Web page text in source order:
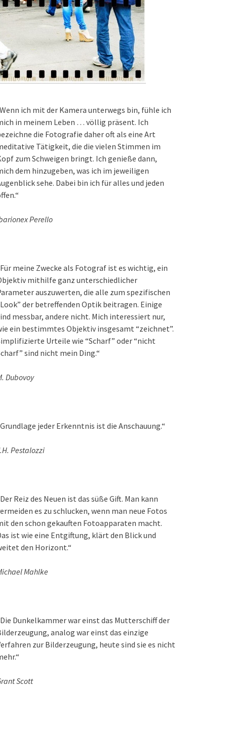
ich mit der Kamera unterwegs bin, fühle ich
in meinem Leben … völlig präsent. Ich
die Fotografie daher oft als eine Art
Tätigkeit, die die vielen Stimmen im
zum Schweigen bringt. Ich genieße dann,
dem hinzugeben, was ich im jeweiligen
sehe. Dabei bin ich für alles und jeden
Perello
meine Zwecke als Fotograf ist es wichtig, ein
mithilfe ganz unterschiedlicher
auszuwerten, die alle zum spezifischen
der betreffenden Optik beitragen. Einige
messbar, andere nicht. Mich interessiert nur,
ein bestimmtes Objektiv insgesamt “zeichnet”.
Urteile wie “Scharf” oder “nicht
sind nicht mein Ding.“
Dubovoy
jeder Erkenntnis ist die Anschauung.“
Pestalozzi
Reiz des Neuen ist das süße Gift. Man kann
es zu schlucken, wenn man neue Fotos
den schon gekauften Fotoapparaten macht.
ist wie eine Entgiftung, klärt den Blick und
den Horizont.“
Mahlke
Dunkelkammer war einst das Mutterschiff der
analog war einst das einzige
zur Bilderzeugung, heute sind sie es nicht
Scott